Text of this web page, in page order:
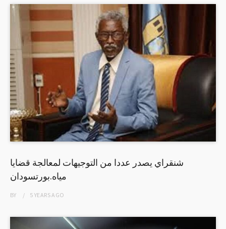
شنقراي يصدر عددا من التوجيهات لمعالجة قضايا
مياه.بورتسودان
BY 5 YEARSAGO